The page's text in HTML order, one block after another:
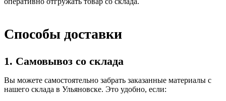
Способы доставки
1. Самовывоз со склада
Вы можете самостоятельно забрать заказанные материалы с
нашего склада в Ульяновске. Это удобно, если: